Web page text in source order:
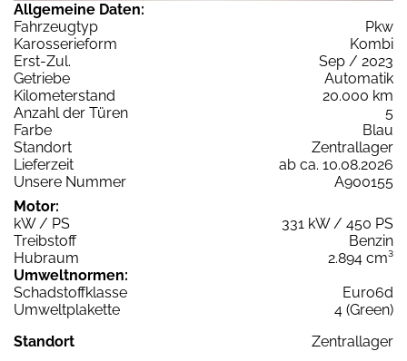
Allgemeine Daten:
Fahrzeugtyp
Pkw
Karosserieform
Kombi
Erst-Zul.
Sep / 2023
Getriebe
Automatik
Kilometerstand
20.000 km
Anzahl der Türen
5
Farbe
Blau
Standort
Zentrallager
Lieferzeit
ab ca. 10.08.2026
Unsere Nummer
A900155
Motor:
kW / PS
331 kW / 450 PS
Treibstoff
Benzin
Hubraum
2.894 cm³
Umweltnormen:
Schadstoffklasse
Euro6d
Umweltplakette
4 (Green)
Standort
Zentrallager